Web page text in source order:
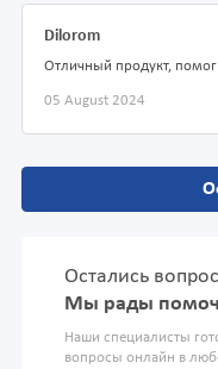
Dilorom
Отличный продукт,
05 August 2024
Остались
Мы рады
Наши специалисты
вопросы онлайн в